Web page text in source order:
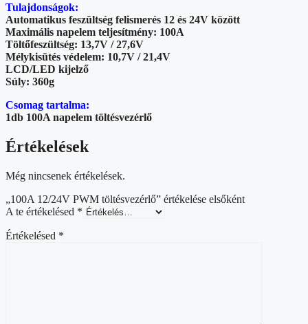
Tulajdonságok:
Automatikus feszültség felismerés 12 és 24V között
Maximális napelem teljesítmény: 100A
Töltőfeszültség: 13,7V / 27,6V
Mélykisütés védelem: 10,7V / 21,4V
LCD/LED kijelző
Súly: 360g
Csomag tartalma:
1db 100A napelem töltésvezérlő
Értékelések
Még nincsenek értékelések.
„100A 12/24V PWM töltésvezérlő” értékelése elsőként
A te értékelésed *
Értékelésed *